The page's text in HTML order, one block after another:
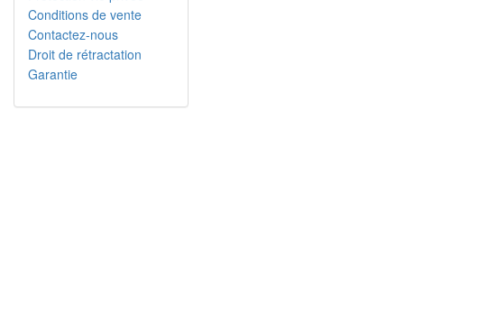
Conditions de vente
Contactez-nous
Droit de rétractation
Garantie